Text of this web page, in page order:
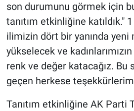
son durumunu görmek için
tanıtım etkinliğine katıldık."
ilimizin dört bir yanında
yükselecek ve
renk ve değer katacağız. Bu
geçen herkese
Tanıtım etkinliğine AK Parti